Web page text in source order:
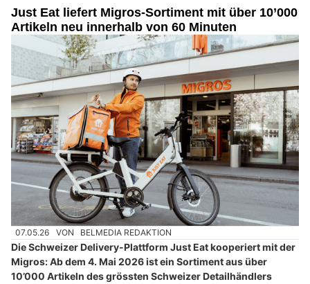
Just Eat liefert Migros-Sortiment mit über 10’000
Artikeln neu innerhalb von 60 Minuten
07.05.26 VON BELMEDIA REDAKTION
Die Schweizer Delivery-Plattform Just Eat kooperiert mit der
Migros: Ab dem 4. Mai 2026 ist ein Sortiment aus über
10’000 Artikeln des grössten Schweizer Detailhändlers